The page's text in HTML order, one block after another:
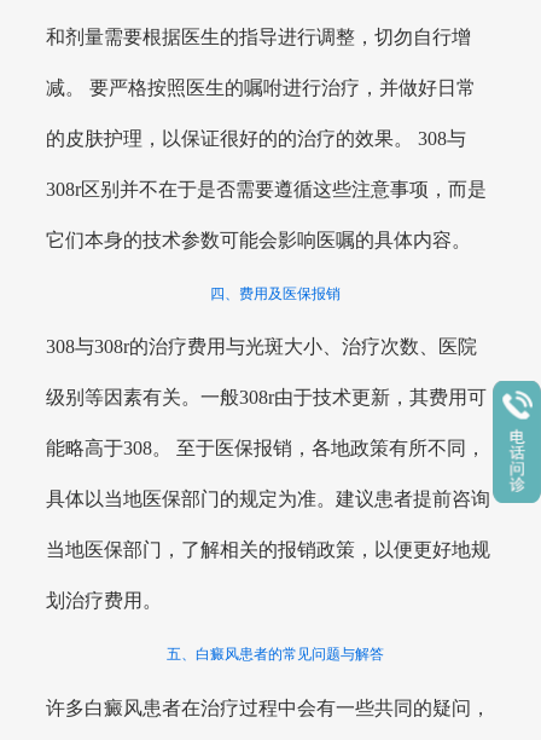
和剂量需要根据医生的指导进行调整，切勿自行增
减。 要严格按照医生的嘱咐进行治疗，并做好日常
的皮肤护理，以保证很好的的治疗的效果。 308与
308r区别并不在于是否需要遵循这些注意事项，而是
它们本身的技术参数可能会影响医嘱的具体内容。
四、费用及医保报销
308与308r的治疗费用与光斑大小、治疗次数、医院
级别等因素有关。一般308r由于技术更新，其费用可
能略高于308。 至于医保报销，各地政策有所不同，
具体以当地医保部门的规定为准。建议患者提前咨询
当地医保部门，了解相关的报销政策，以便更好地规
划治疗费用。
五、白癜风患者的常见问题与解答
许多白癜风患者在治疗过程中会有一些共同的疑问，